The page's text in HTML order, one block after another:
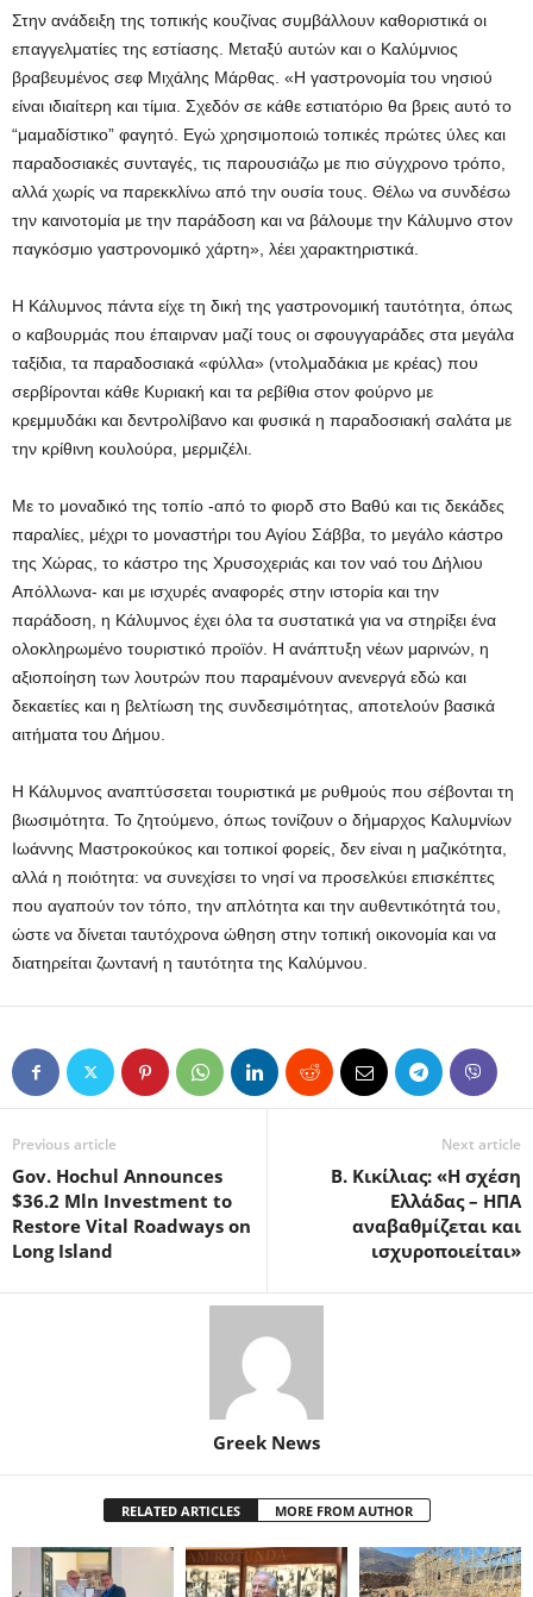
Στην ανάδειξη της τοπικής κουζίνας συμβάλλουν καθοριστικά οι
επαγγελματίες της εστίασης. Μεταξύ αυτών και ο Καλύμνιος
βραβευμένος σεφ Μιχάλης Μάρθας. «Η γαστρονομία του νησιού
είναι ιδιαίτερη και τίμια. Σχεδόν σε κάθε εστιατόριο θα βρεις αυτό το
“μαμαδίστικο” φαγητό. Εγώ χρησιμοποιώ τοπικές πρώτες ύλες και
παραδοσιακές συνταγές, τις παρουσιάζω με πιο σύγχρονο τρόπο,
αλλά χωρίς να παρεκκλίνω από την ουσία τους. Θέλω να συνδέσω
την καινοτομία με την παράδοση και να βάλουμε την Κάλυμνο στον
παγκόσμιο γαστρονομικό χάρτη», λέει χαρακτηριστικά.
Η Κάλυμνος πάντα είχε τη δική της γαστρονομική ταυτότητα, όπως
ο καβουρμάς που έπαιρναν μαζί τους οι σφουγγαράδες στα μεγάλα
ταξίδια, τα παραδοσιακά «φύλλα» (ντολμαδάκια με κρέας) που
σερβίρονται κάθε Κυριακή και τα ρεβίθια στον φούρνο με
κρεμμυδάκι και δεντρολίβανο και φυσικά η παραδοσιακή σαλάτα με
την κρίθινη κουλούρα, μερμιζέλι.
Με το μοναδικό της τοπίο -από το φιορδ στο Βαθύ και τις δεκάδες
παραλίες, μέχρι το μοναστήρι του Αγίου Σάββα, το μεγάλο κάστρο
της Χώρας, το κάστρο της Χρυσοχεριάς και τον ναό του Δήλιου
Απόλλωνα- και με ισχυρές αναφορές στην ιστορία και την
παράδοση, η Κάλυμνος έχει όλα τα συστατικά για να στηρίξει ένα
ολοκληρωμένο τουριστικό προϊόν. Η ανάπτυξη νέων μαρινών, η
αξιοποίηση των λουτρών που παραμένουν ανενεργά εδώ και
δεκαετίες και η βελτίωση της συνδεσιμότητας, αποτελούν βασικά
αιτήματα του Δήμου.
Η Κάλυμνος αναπτύσσεται τουριστικά με ρυθμούς που σέβονται τη
βιωσιμότητα. Το ζητούμενο, όπως τονίζουν ο δήμαρχος Καλυμνίων
Ιωάννης Μαστροκούκος και τοπικοί φορείς, δεν είναι η μαζικότητα,
αλλά η ποιότητα: να συνεχίσει το νησί να προσελκύει επισκέπτες
που αγαπούν τον τόπο, την απλότητα και την αυθεντικότητά του,
ώστε να δίνεται ταυτόχρονα ώθηση στην τοπική οικονομία και να
διατηρείται ζωντανή η ταυτότητα της Καλύμνου.
Previous article
Gov. Hochul Announces
$36.2 Mln Investment to
Restore Vital Roadways on
Long Island
Next article
Β. Κικίλιας: «Η σχέση
Ελλάδας – ΗΠΑ
αναβαθμίζεται και
ισχυροποιείται»
Greek News
RELATED ARTICLES MORE FROM AUTHOR